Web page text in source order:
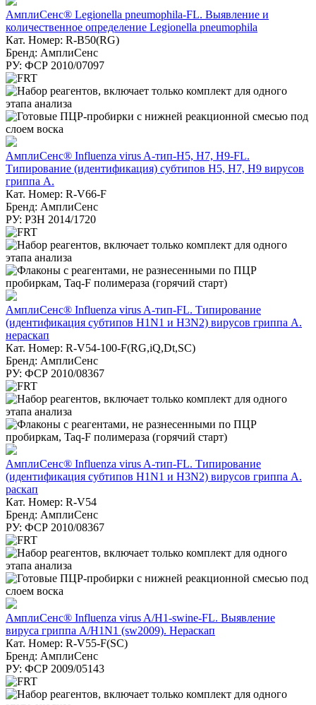
АмплиСенс® Legionella pneumophila-FL. Выявление и
количественное определение Legionella pneumophila
Кат. Номер: R-B50(RG)
Бренд: АмплиСенс
РУ: ФСР 2010/07097
АмплиСенс® Influenza virus A-тип-H5, H7, H9-FL.
Типирование (идентификация) субтипов H5, H7, H9 вирусов
гриппа А.
Кат. Номер: R-V66-F
Бренд: АмплиСенс
РУ: РЗН 2014/1720
АмплиСенс® Influenza virus A-тип-FL. Типирование
(идентификация субтипов H1N1 и H3N2) вирусов гриппа А.
нераскап
Кат. Номер: R-V54-100-F(RG,iQ,Dt,SC)
Бренд: АмплиСенс
РУ: ФСР 2010/08367
АмплиСенс® Influenza virus A-тип-FL. Типирование
(идентификация субтипов H1N1 и H3N2) вирусов гриппа А.
раскап
Кат. Номер: R-V54
Бренд: АмплиСенс
РУ: ФСР 2010/08367
АмплиСенс® Influenza virus A/H1-swine-FL. Выявление
вируса гриппа A/H1N1 (sw2009). Нераскап
Кат. Номер: R-V55-F(SC)
Бренд: АмплиСенс
РУ: ФСР 2009/05143